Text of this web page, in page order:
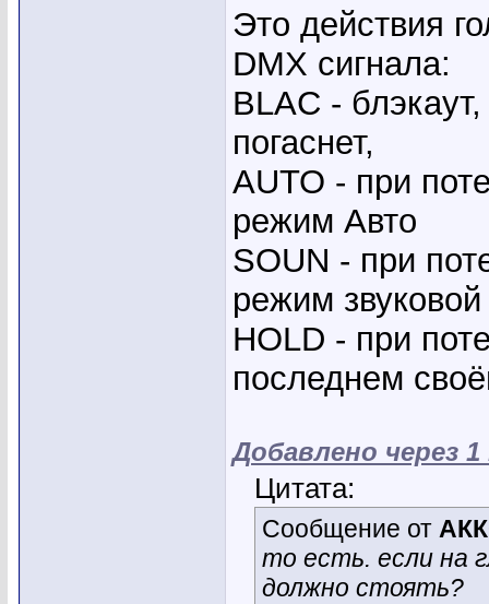
Это действия
DMX сигнала:
BLAC -
погаснет,
AUTO - при
режим Авто
SOUN - при
режим
HOLD - при
последнем
Добавлено через
Цитата:
Сообщение от
то есть. если на
должно стоять?